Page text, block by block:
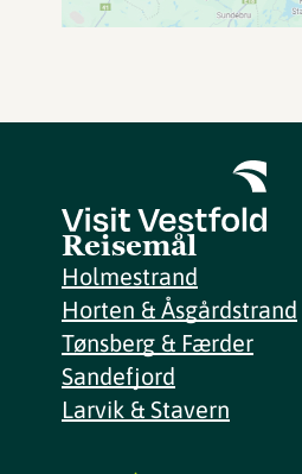
Reisemål
Holmestrand
Horten & Åsgårdstrand
Tønsberg & Færder
Sandefjord
Larvik & Stavern